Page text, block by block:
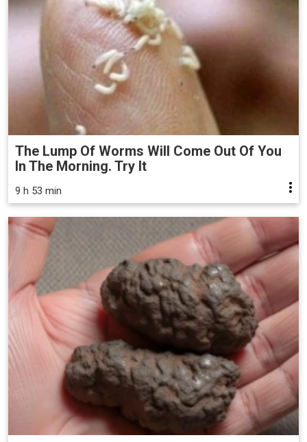
The Lump Of Worms Will Come Out Of You
In The Morning. Try It
9 h 53 min